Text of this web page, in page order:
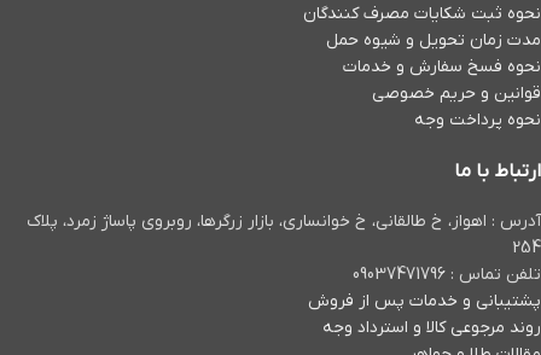
نحوه ثبت شكايات مصرف كنندگان
مدت زمان تحويل و شیوه حمل
نحوه فسخ سفارش و خدمات
قوانین و حریم خصوصی
نحوه پرداخت وجه
ارتباط با ما
آدرس : اهواز، خ طالقانی، خ خوانساری، بازار زرگرها، روبروی پاساژ زمرد، پلاک
254
تلفن تماس : 09037471796
پشتیبانی و خدمات پس از فروش
روند مرجوعی کالا و استرداد وجه